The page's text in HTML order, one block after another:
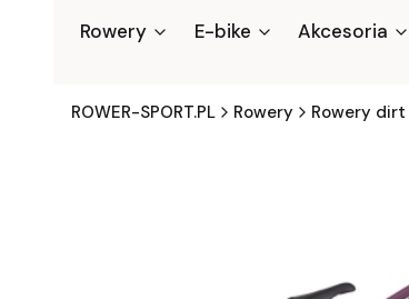
Rowery E-bike Akcesoria
ROWER-SPORT.PL Rowery Rowery